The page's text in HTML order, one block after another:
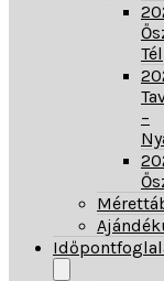
Tél
–